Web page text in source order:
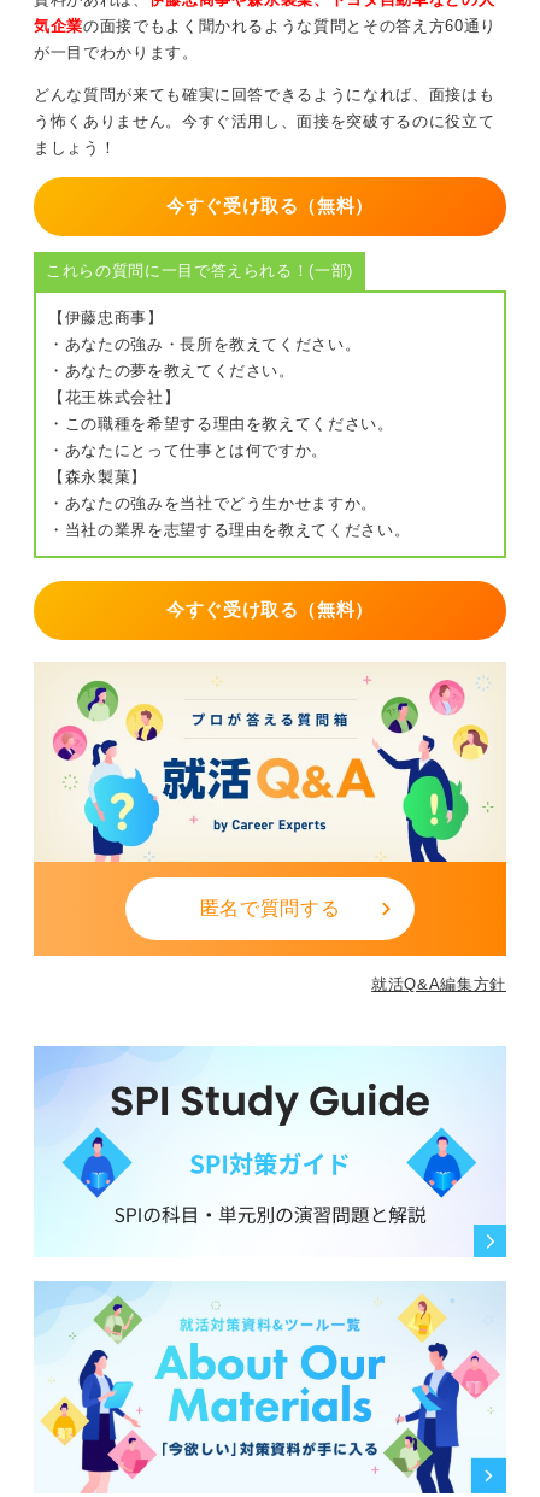
的な強みを強調し、入社意欲を伝える工夫をしてくださ
い。
0
気企業の面接でもよく聞かれるような質問とその答え方60通り
が一目でわかります。
どんな質問が来ても確実に回答できるようになれば、面接はも
う怖くありません。今すぐ活用し、面接を突破するのに役立て
ましょう！
今すぐ受け取る（無料）
これらの質問に一目で答えられる！(一部)
【伊藤忠商事】
・あなたの強み・長所を教えてください。
・あなたの夢を教えてください。
【花王株式会社】
・この職種を希望する理由を教えてください。
・あなたにとって仕事とは何ですか。
【森永製菓】
・あなたの強みを当社でどう生かせますか。
・当社の業界を志望する理由を教えてください。
今すぐ受け取る（無料）
匿名で質問する
就活Q&A編集方針